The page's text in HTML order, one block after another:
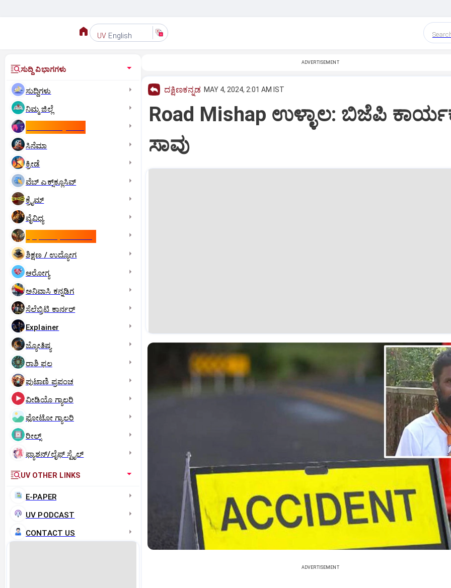
UV English
ಸುದ್ದಿ ವಿಭಾಗಗಳು
ಸುದ್ದಿಗಳು
ನಿಮ್ಮ ಜಿಲ್ಲೆ
ಸಿನೆಮಾ
ಕ್ರೀಡೆ
ವೆಬ್ ಎಕ್ಸ್‌ಕ್ಲೂಸಿವ್
ಕ್ರೈಮ್
ವೈವಿಧ್ಯ
ಶಿಕ್ಷಣ / ಉದ್ಯೋಗ
ಆರೋಗ್ಯ
ಅನಿವಾಸಿ ಕನ್ನಡಿಗ
ಸೆಲೆಬ್ರಿಟಿ ಕಾರ್ನರ್‌
Explainer
ಜ್ಯೋತಿಷ್ಯ
ರಾಶಿ ಫಲ
ಪುಟಾಣಿ ಪ್ರಪಂಚ
ವೀಡಿಯೊ ಗ್ಯಾಲರಿ
ಫೋಟೋ ಗ್ಯಾಲರಿ
ರೀಲ್ಸ್
ಫ್ಯಾಶನ್/ಲೈಫ್‌ ಸ್ಟೈಲ್
UV OTHER LINKS
E-PAPER
UV PODCAST
CONTACT US
ADVERTISEMENT
ದಕ್ಷಿಣಕನ್ನಡ MAY 4, 2024, 2:01 AM IST
Road Mishap ಉಳ್ಳಾಲ: ಬಿಜೆಪಿ
ಸಾವು
ADVERTISEMENT